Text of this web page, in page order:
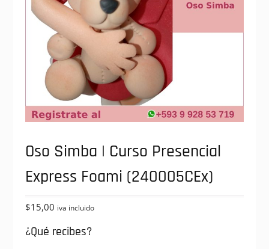
Oso Simba | Curso Presencial
Express Foami (240005CEx)
$15,00 iva incluido
¿Qué recibes?